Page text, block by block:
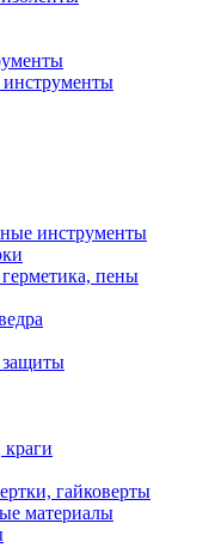
инструменты
пены
защиты
гайковерты
материалы